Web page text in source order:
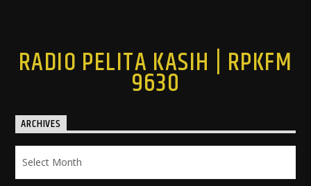
RADIO PELITA KASIH | RPKFM
9630
ARCHIVES